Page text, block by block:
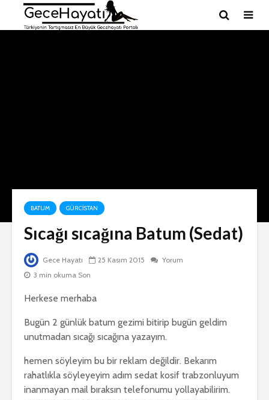
BATUM GÜRCISTAN
Sıcağı sıcağına Batum (Sedat)
Gece Hayatı 25 Kasım 2015
Yorum
3 min okuma Son
Herkese merhaba
Bugün 2 günlük batum gezimi bitirip bugün geldim
unutmadan sıcağı sıcağına yazayım.
hemen söyleyim bu bir reklam değildir. Bekarım
rahatlıkla söyleyeyim adım sedat kosif trabzonluyum
inanmayan mail bıraksın telefonumu yollayabilirim.